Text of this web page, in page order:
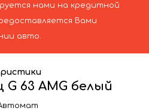
нами на кредитной
Вами
авто.
63 AMG белый